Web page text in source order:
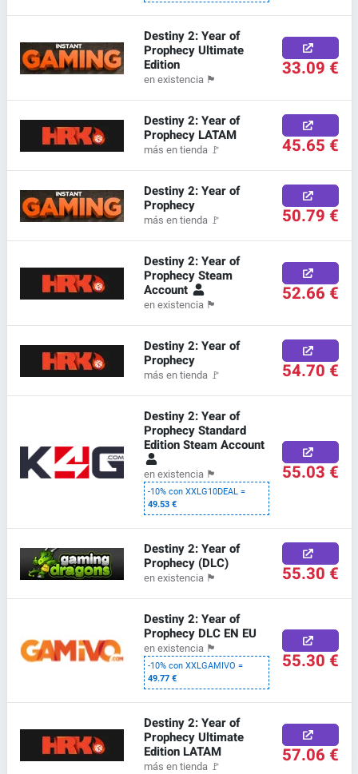
Destiny 2: Year of
Prophecy Ultimate
Edition
en existencia 🏴 33.09 €
Destiny 2: Year of
Prophecy LATAM
más en tienda 🚩 45.65 €
Destiny 2: Year of
Prophecy
más en tienda 🚩 50.79 €
Destiny 2: Year of
Prophecy Steam
Account
en existencia 🏴 52.66 €
Destiny 2: Year of
Prophecy
más en tienda 🚩 54.70 €
Destiny 2: Year of
Prophecy Standard
Edition Steam Account
en existencia 🏴
-10% con XXLG10DEAL =
49.53 €
55.03 €
Destiny 2: Year of
Prophecy (DLC)
en existencia 🏴 55.30 €
Destiny 2: Year of
Prophecy DLC EN EU
en existencia 🏴
-10% con XXLGAMIVO =
49.77 €
55.30 €
Destiny 2: Year of
Prophecy Ultimate
Edition LATAM
más en tienda 🚩 57.06 €